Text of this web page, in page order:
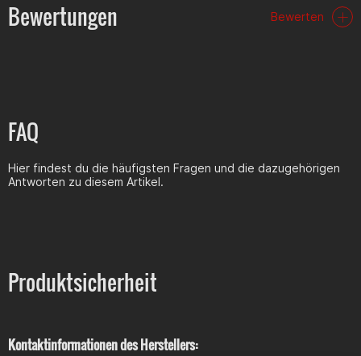
Bewertungen Bewerten
FAQ
Hier findest du die häufigsten Fragen und die dazugehörigen
Antworten zu diesem Artikel.
Produktsicherheit
Kontaktinformationen des Herstellers: